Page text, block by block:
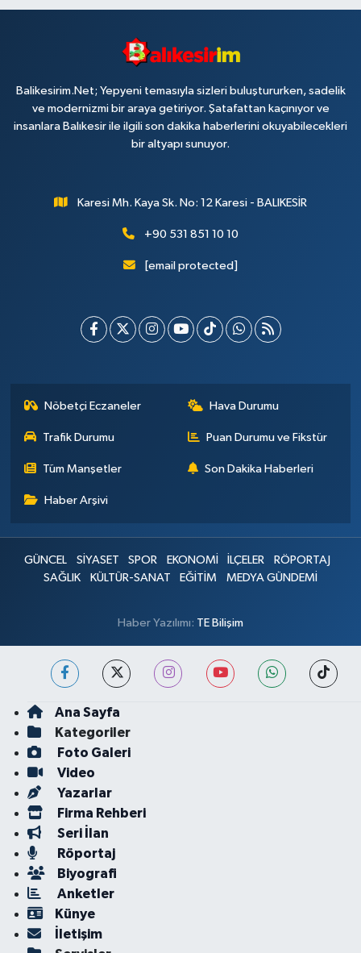
Balikesirim.Net; Yepyeni temasıyla sizleri buluştururken, sadelik
ve modernizmi bir araya getiriyor. Şatafattan kaçınıyor ve
insanlara Balıkesir ile ilgili son dakika haberlerini okuyabilecekleri
bir altyapı sunuyor.
Karesi Mh. Kaya Sk. No: 12 Karesi - BALIKESİR
+90 531 851 10 10
[email protected]
Nöbetçi Eczaneler Hava Durumu
Trafik Durumu Puan Durumu ve Fikstür
Tüm Manşetler Son Dakika Haberleri
Haber Arşivi
GÜNCEL SİYASET SPOR EKONOMİ İLÇELER
RÖPORTAJ
SAĞLIK
KÜLTÜR-SANAT EĞİTİM MEDYA GÜNDEMİ
Haber Yazılımı: TE Bilişim
Ana Sayfa
Kategoriler
Foto Galeri
Video
Yazarlar
Firma Rehberi
Seri İlan
Röportaj
Biyografi
Anketler
Künye
İletişim